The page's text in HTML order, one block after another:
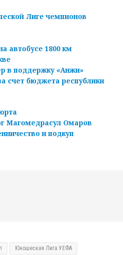
Лиге чемпионов
автобусе 1800 км
в поддержку «Анжи»
счет бюджета республики
Магомедрасул Омаров
и подкуп
Юношеская Лига УЕФА